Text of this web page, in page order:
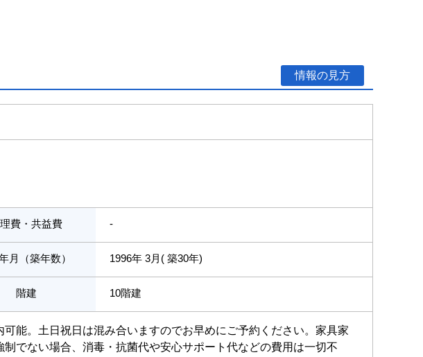
情報の見方
費・共益費 -
月（築年数） 1996年 3月( 築30年)
階建 10階建
能。土日祝日は混み合いますのでお早めにご予約ください。家具家
でない場合、消毒・抗菌代や安心サポート代などの費用は一切不